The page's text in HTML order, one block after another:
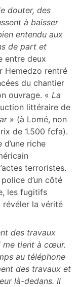
douter, des
à baisser
entendu aux
de part et
entre deux
Hemedzo rentré
du chantier
ouvrage. « La
littéraire de
» (à Lomé, non
de 1.500 fcfa).
riche
terroristes.
d’un côté
les fugitifs
la vérité
des travaux
me tient à cœur.
au téléphone
des travaux et
là-dedans. Il